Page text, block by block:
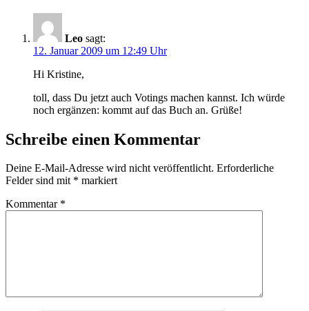
Leo sagt:
12. Januar 2009 um 12:49 Uhr
Hi Kristine,
toll, dass Du jetzt auch Votings machen kannst. Ich würde
noch ergänzen: kommt auf das Buch an. Grüße!
Schreibe einen Kommentar
Deine E-Mail-Adresse wird nicht veröffentlicht. Erforderliche
Felder sind mit * markiert
Kommentar *